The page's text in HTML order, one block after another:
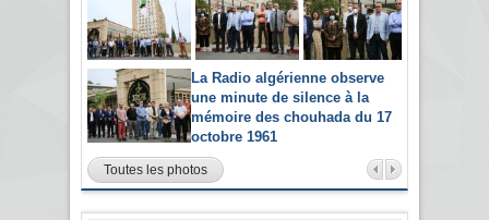
La Radio algérienne observe
une minute de silence à la
mémoire des chouhada du 17
octobre 1961
Toutes les photos